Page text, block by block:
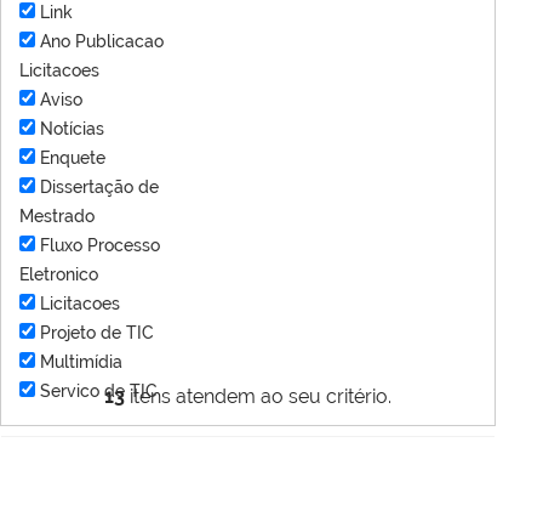
13 itens atendem ao seu critério.
Link
Ano Publicacao
Licitacoes
Aviso
Notícias
Enquete
Dissertação de
Mestrado
Fluxo Processo
Eletronico
Licitacoes
Projeto de TIC
Multimídia
Servico de TIC